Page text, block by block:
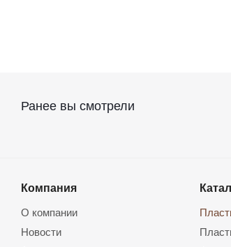
Ранее вы смотрели
Компания
О компании
Новости